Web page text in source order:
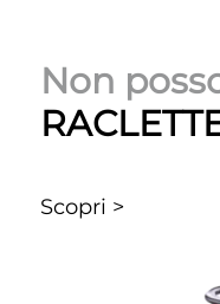
Non
Scopri >